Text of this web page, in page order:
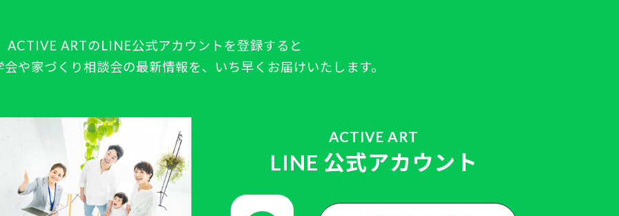
ACTIVE ARTのLINE公式アカウントを登録すると
会や家づくり相談会の最新情報を、 いち早くお届けいたします。
ACTIVE ART
LINE 公式アカウント